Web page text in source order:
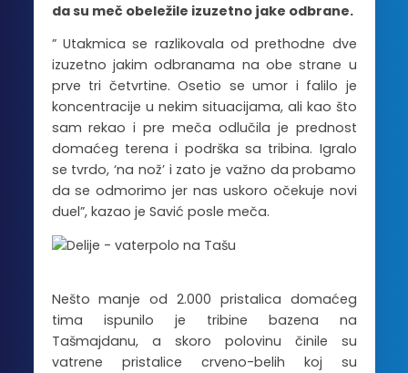
da su meč obeležile izuzetno jake odbrane.
” Utakmica se razlikovala od prethodne dve
izuzetno jakim odbranama na obe strane u
prve tri četvrtine. Osetio se umor i falilo je
koncentracije u nekim situacijama, ali kao što
sam rekao i pre meča odlučila je prednost
domaćeg terena i podrška sa tribina. Igralo
se tvrdo, ‘na nož’ i zato je važno da probamo
da se odmorimo jer nas uskoro očekuje novi
duel”, kazao je Savić posle meča.
Nešto manje od 2.000 pristalica domaćeg
tima ispunilo je tribine bazena na
Tašmajdanu, a skoro polovinu činile su
vatrene pristalice crveno-belih koj su